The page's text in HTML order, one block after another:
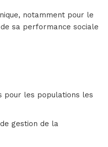
notamment pour le
sa performance sociale
pour les populations les
gestion de la